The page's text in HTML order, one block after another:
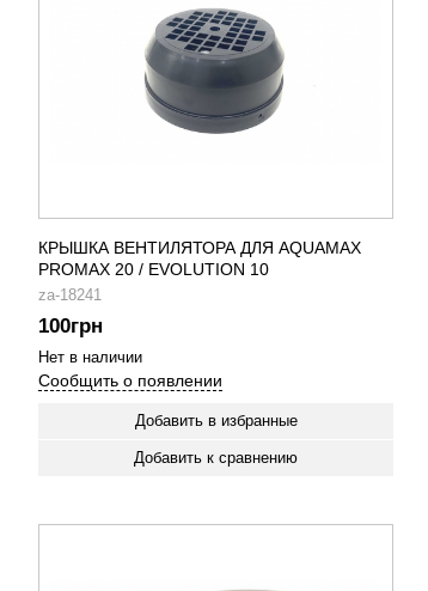
КРЫШКА ВЕНТИЛЯТОРА ДЛЯ AQUAMAX
PROMAX 20 / EVOLUTION 10
za-18241
100грн
Нет в наличии
Сообщить о появлении
Добавить в избранные
Добавить к сравнению